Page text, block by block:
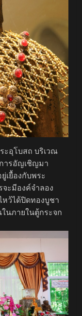
ะอุโบสถ บริเวณ
ารอัญเชิญมา
เยื้องกับพระ
ะมีองค์จำลอง
ว้ได้ปิดทองบูชา
นภายในตู้กระจก